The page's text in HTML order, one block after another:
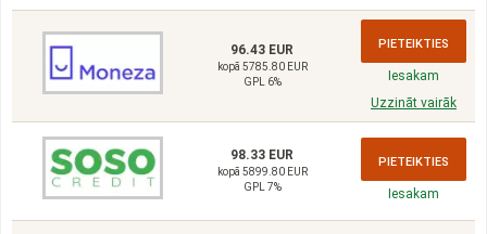
96.43 EUR
kopā 5785.80 EUR
GPL 6%
PIETEIKTIES
Iesakam
Uzzināt vairāk
98.33 EUR
kopā 5899.80 EUR
GPL 7%
PIETEIKTIES
Iesakam